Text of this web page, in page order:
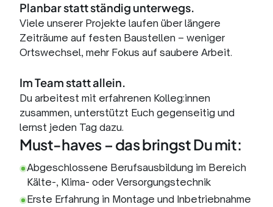
Planbar statt ständig unterwegs.
Viele unserer Projekte laufen über längere
Zeiträume auf festen Baustellen – weniger
Ortswechsel, mehr Fokus auf saubere Arbeit.
Im Team statt allein.
Du arbeitest mit erfahrenen Kolleg:innen
zusammen, unterstützt Euch gegenseitig und
lernst jeden Tag dazu.
Must-haves – das bringst Du mit:
Abgeschlossene Berufsausbildung im Bereich
Kälte-, Klima- oder Versorgungstechnik
Erste Erfahrung in Montage und Inbetriebnahme